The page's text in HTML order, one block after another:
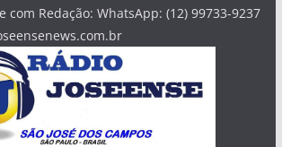
com Redação: WhatsApp: (12) 99733-9237